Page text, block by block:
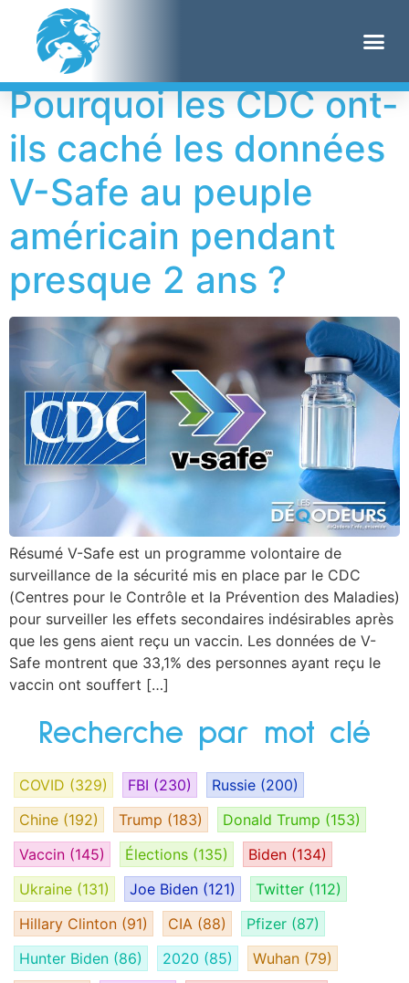
Étiquette : VRBPAC
Pourquoi les CDC ont-
ils caché les données
V-Safe au peuple
américain pendant
presque 2 ans ?
Résumé V-Safe est un programme volontaire de
surveillance de la sécurité mis en place par le CDC
(Centres pour le Contrôle et la Prévention des Maladies)
pour surveiller les effets secondaires indésirables après
que les gens aient reçu un vaccin. Les données de V-
Safe montrent que 33,1% des personnes ayant reçu le
vaccin ont souffert […]
Recherche par mot clé
COVID (329) FBI (230) Russie (200)
Chine (192) Trump (183) Donald Trump (153)
Vaccin (145) Élections (135) Biden (134)
Ukraine (131) Joe Biden (121) Twitter (112)
Hillary Clinton (91) CIA (88) Pfizer (87)
Hunter Biden (86) 2020 (85) Wuhan (79)